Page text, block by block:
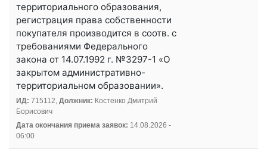
территориального образования,
регистрация права собственности
покупателя производится в соотв. с
требованиями Федерального
закона от 14.07.1992 г. №3297-1 «О
закрытом административно-
территориальном образовании».
ИД: 715112, Должник: Костенко Дмитрий
Борисович
Дата окончания приема заявок: 14.08.2026 -
06:00